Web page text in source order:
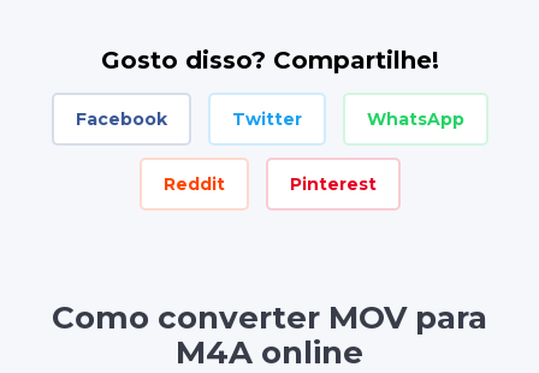
Gosto disso? Compartilhe!
Facebook Twitter WhatsApp
Reddit Pinterest
Como converter MOV para
M4A online